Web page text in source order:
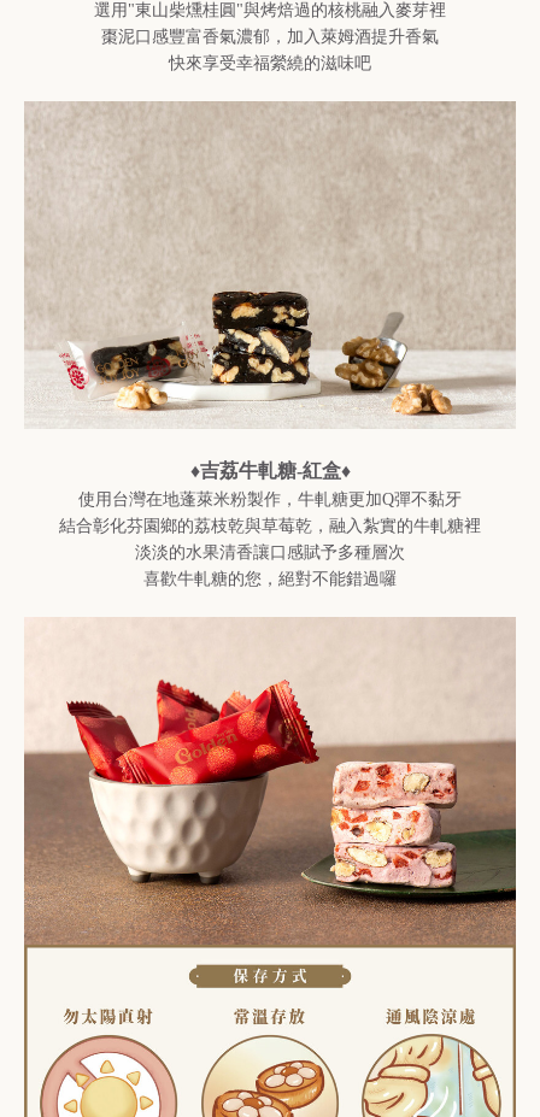
選用"東山柴燻桂圓"與烤焙過的核桃融入麥芽裡
棗泥口感豐富香氣濃郁，加入萊姆酒提升香氣
快來享受幸福縈繞的滋味吧
♦吉荔牛軋糖-紅盒♦
使用台灣在地蓬萊米粉製作，牛軋糖更加Q彈不黏牙
結合彰化芬園鄉的荔枝乾與草莓乾，融入紮實的牛軋糖裡
淡淡的水果清香讓口感賦予多種層次
喜歡牛軋糖的您，絕對不能錯過囉